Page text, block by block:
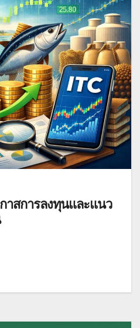
าสการลงทุนและแนว